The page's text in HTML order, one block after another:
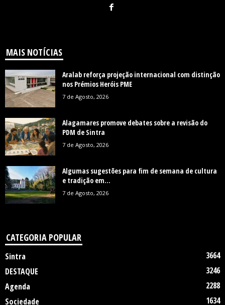
MAIS NOTÍCIAS
Aralab reforça projeção internacional com distinção
nos Prémios Heróis PME
7 de Agosto, 2026
Alagamares promove debates sobre a revisão do
PDM de Sintra
7 de Agosto, 2026
Algumas sugestões para fim de semana de cultura
e tradição em...
7 de Agosto, 2026
CATEGORIA POPULAR
Sintra
3664
DESTAQUE
3246
Agenda
2288
Sociedade
1634